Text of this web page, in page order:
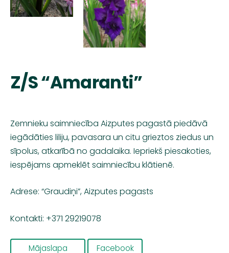
Z/S “Amaranti”
Zemnieku saimniecība Aizputes pagastā piedāvā
iegādāties liliju, pavasara un citu grieztos ziedus un
sīpolus, atkarībā no gadalaika. Iepriekš piesakoties,
iespējams apmeklēt saimniecību klātienē.
Adrese: “Graudiņi”, Aizputes pagasts
Kontakti: +371 29219078
Mājaslapa Facebook